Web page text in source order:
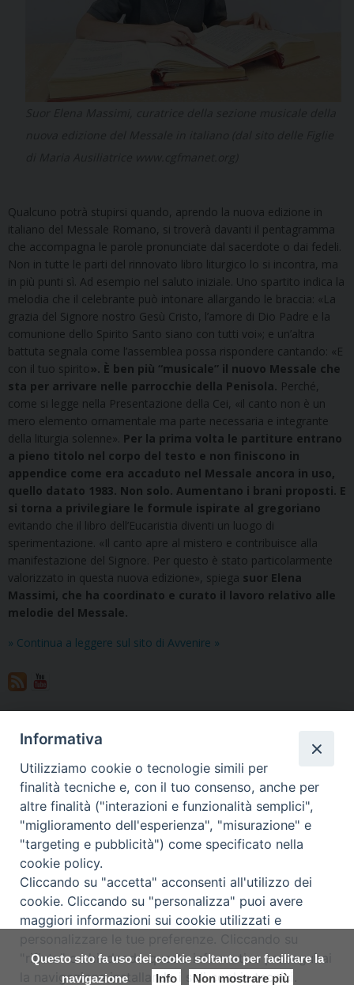
Questo sito fa uso dei cookie soltanto per facilitare la
navigazione
Info Non mostrare più
Qualcuno potrà stupirsi quando, aprendo la nuova edizione in
italiano del Messale Romano, si troverà davanti il pentagramma
che accompagna le parole pronunciate dal sacerdote o dai fedeli.
Non in tutte le parti del rinnovato libro liturgico lo si incontra, ma
in più punti sì. Ad esempio nel saluto iniziale. Uno spartito indica la
melodia che il celebrante può intonare allargando le braccia: «La
grazia del Signore nostro Gesù Cristo, l’amore di Dio Padre e la
comunione dello Spirito Santo siano con tutti voi»; e un’altra
battuta segnala come l’assemblea possa rispondere cantando: «E
con il tuo spirito». È ben più “musicale” il nuovo Messale che
sta per arrivare nelle parrocchie della Penisola. Perché,
come si legge nella Presentazione della Cei, «il canto non è un
mero elemento ornamentale ma parte necessaria e integrante
della liturgia solenne». Per la prima volta le partiture entrano
a pieno titolo nel corpo del testo e non finiscono in
appendice come era accaduto nel Messale ancora in uso,
quello datato 1983. Non solo. Aumentano i brani proposti. E
si torna a privilegiare le formule ispirate al gregoriano
evitando che il libro dell’Eucaristia diventi un luogo di
sperimentazione. «Il canto apre al mistero e contribuisce alla
manifestazione del Signore. Per questo è stato particolarmente
valorizzato in questa nuova edizione», spiega suor Elena
Massimi, che ha coordinato e curato il lavoro relativo alle
melodie del Messale.
» Continua a leggere sul sito di Avvenire »
Gesti, silenzio, canto. Così
si celebra con arte
Il Padre nostro è cambiato?
Non la preghiera, ma la
traduzione
Copyright © Arcidiocesi di Udine
Piazza Patriarcato, 1 - 33100 Udine
(UD) Tel. 0432.414.511 - Fax 0432.511.838 C.F. 80013900305
Informativa
Utilizziamo cookie o tecnologie simili per
finalità tecniche e, con il tuo consenso, anche per
altre finalità ("interazioni e funzionalità semplici",
"miglioramento dell'esperienza", "misurazione" e
"targeting e pubblicità") come specificato nella
cookie policy.
Cliccando su "accetta" acconsenti all'utilizzo dei
cookie. Cliccando su "personalizza" puoi avere
maggiori informazioni sui cookie utilizzati e
"rifiuta" o chiudendo questa informativa proseguirai
la navigazione installando i soli cookie tecnici.